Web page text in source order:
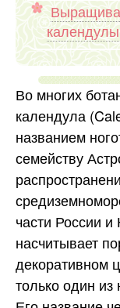
календулы
Во многих
календула
названием
семейству
части России
насчитывает
декоративном
только один из